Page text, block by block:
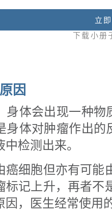
立
下载小册
因
身体会出现一种
身体对肿瘤作出的
检测出来。
癌细胞但亦有可
标记上升，再者不
，医生经常使用